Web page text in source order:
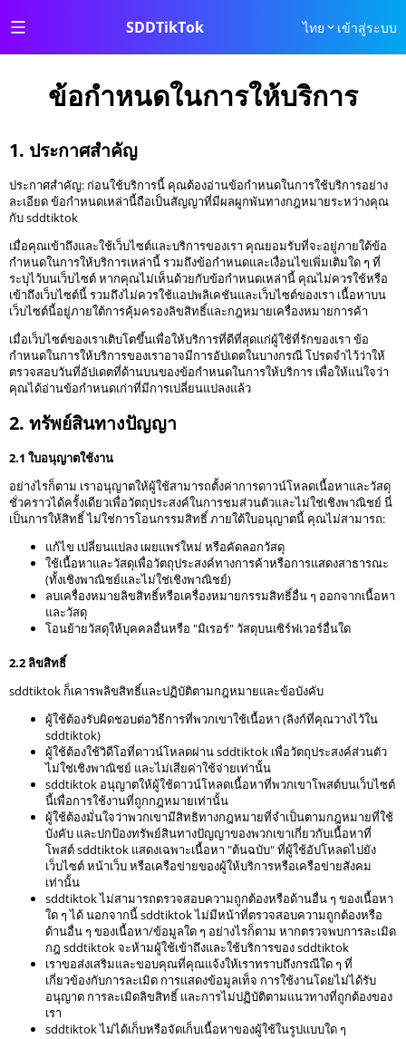
SDDTikTok ไทย เข้าสู่ระบบ
ข้อกำหนดในการให้บริการ
1. ประกาศสำคัญ
ประกาศสำคัญ: ก่อนใช้บริการนี้ คุณต้องอ่านข้อกำหนดในการใช้บริการอย่าง
ละเอียด ข้อกำหนดเหล่านี้ถือเป็นสัญญาที่มีผลผูกพันทางกฎหมายระหว่างคุณ
กับ sddtiktok
เมื่อคุณเข้าถึงและใช้เว็บไซต์และบริการของเรา คุณยอมรับที่จะอยู่ภายใต้ข้อ
กำหนดในการให้บริการเหล่านี้ รวมถึงข้อกำหนดและเงื่อนไขเพิ่มเติมใด ๆ ที่
ระบุไว้บนเว็บไซต์ หากคุณไม่เห็นด้วยกับข้อกำหนดเหล่านี้ คุณไม่ควรใช้หรือ
เข้าถึงเว็บไซต์นี้ รวมถึงไม่ควรใช้แอปพลิเคชันและเว็บไซต์ของเรา เนื้อหาบน
เว็บไซต์นี้อยู่ภายใต้การคุ้มครองลิขสิทธิ์และกฎหมายเครื่องหมายการค้า
เมื่อเว็บไซต์ของเราเติบโตขึ้นเพื่อให้บริการที่ดีที่สุดแก่ผู้ใช้ที่รักของเรา ข้อ
กำหนดในการให้บริการของเราอาจมีการอัปเดตในบางกรณี โปรดจำไว้ว่าให้
ตรวจสอบวันที่อัปเดตที่ด้านบนของข้อกำหนดในการให้บริการ เพื่อให้แน่ใจว่า
คุณได้อ่านข้อกำหนดเก่าที่มีการเปลี่ยนแปลงแล้ว
2. ทรัพย์สินทางปัญญา
2.1 ใบอนุญาตใช้งาน
อย่างไรก็ตาม เราอนุญาตให้ผู้ใช้สามารถตั้งค่าการดาวน์โหลดเนื้อหาและวัสดุ
ชั่วคราวได้ครั้งเดียวเพื่อวัตถุประสงค์ในการชมส่วนตัวและไม่ใช่เชิงพาณิชย์ นี่
เป็นการให้สิทธิ์ ไม่ใช่การโอนกรรมสิทธิ์ ภายใต้ใบอนุญาตนี้ คุณไม่สามารถ:
แก้ไข เปลี่ยนแปลง เผยแพร่ใหม่ หรือคัดลอกวัสดุ
ใช้เนื้อหาและวัสดุเพื่อวัตถุประสงค์ทางการค้าหรือการแสดงสาธารณะ
(ทั้งเชิงพาณิชย์และไม่ใช่เชิงพาณิชย์)
ลบเครื่องหมายลิขสิทธิ์หรือเครื่องหมายกรรมสิทธิ์อื่น ๆ ออกจากเนื้อหา
และวัสดุ
โอนย้ายวัสดุให้บุคคลอื่นหรือ "มิเรอร์" วัสดุบนเซิร์ฟเวอร์อื่นใด
2.2 ลิขสิทธิ์
sddtiktok ก็เคารพลิขสิทธิ์และปฏิบัติตามกฎหมายและข้อบังคับ
ผู้ใช้ต้องรับผิดชอบต่อวิธีการที่พวกเขาใช้เนื้อหา (ลิงก์ที่คุณวางไว้ใน
sddtiktok)
ผู้ใช้ต้องใช้วิดีโอที่ดาวน์โหลดผ่าน sddtiktok เพื่อวัตถุประสงค์ส่วนตัว
ไม่ใช่เชิงพาณิชย์ และไม่เสียค่าใช้จ่ายเท่านั้น
sddtiktok อนุญาตให้ผู้ใช้ดาวน์โหลดเนื้อหาที่พวกเขาโพสต์บนเว็บไซต์
นี้เพื่อการใช้งานที่ถูกกฎหมายเท่านั้น
ผู้ใช้ต้องมั่นใจว่าพวกเขามีสิทธิทางกฎหมายที่จำเป็นตามกฎหมายที่ใช้
บังคับ และปกป้องทรัพย์สินทางปัญญาของพวกเขาเกี่ยวกับเนื้อหาที่
โพสต์ sddtiktok แสดงเฉพาะเนื้อหา "ต้นฉบับ" ที่ผู้ใช้อัปโหลดไปยัง
เว็บไซต์ หน้าเว็บ หรือเครือข่ายของผู้ให้บริการหรือเครือข่ายสังคม
เท่านั้น
sddtiktok ไม่สามารถตรวจสอบความถูกต้องหรือด้านอื่น ๆ ของเนื้อหา
ใด ๆ ได้ นอกจากนี้ sddtiktok ไม่มีหน้าที่ตรวจสอบความถูกต้องหรือ
ด้านอื่น ๆ ของเนื้อหา/ข้อมูลใด ๆ อย่างไรก็ตาม หากตรวจพบการละเมิด
กฎ sddtiktok จะห้ามผู้ใช้เข้าถึงและใช้บริการของ sddtiktok
เราขอส่งเสริมและขอบคุณที่คุณแจ้งให้เราทราบถึงกรณีใด ๆ ที่
เกี่ยวข้องกับการละเมิด การแสดงข้อมูลเท็จ การใช้งานโดยไม่ได้รับ
อนุญาต การละเมิดลิขสิทธิ์ และการไม่ปฏิบัติตามแนวทางที่ถูกต้องของ
เรา
sddtiktok ไม่ได้เก็บหรือจัดเก็บเนื้อหาของผู้ใช้ในรูปแบบใด ๆ